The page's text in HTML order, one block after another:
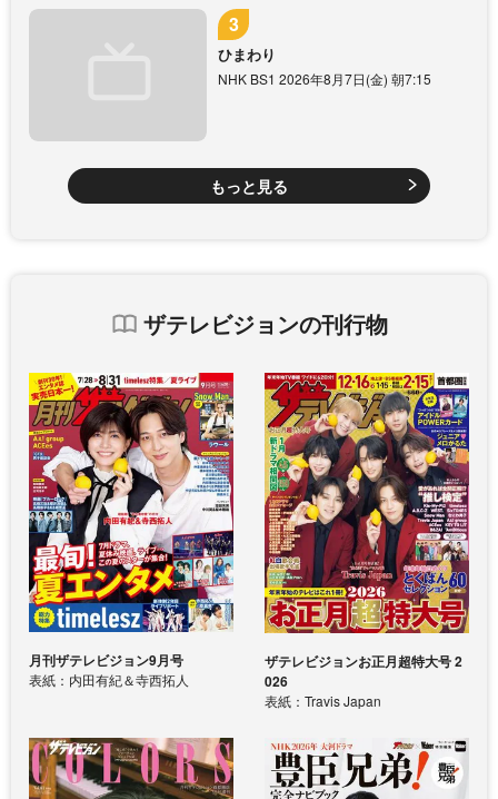
ひまわり
NHK BS1 2026年8月7日(金) 朝7:15
もっと見る
ザテレビジョンの刊行物
月刊ザテレビジョン9月号
表紙：内田有紀＆寺西拓人
ザテレビジョンお正月超特大号 2
026
表紙：Travis Japan